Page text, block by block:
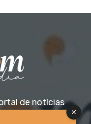
de notícias
para o público